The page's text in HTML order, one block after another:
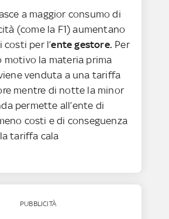
a maggior consumo di
(come la F1) aumentano
costi per l’ente gestore. Per
motivo la materia prima
venduta a una tariffa
mentre di notte la minor
permette all’ente di
costi e di conseguenza
tariffa cala
PUBBLICITÀ